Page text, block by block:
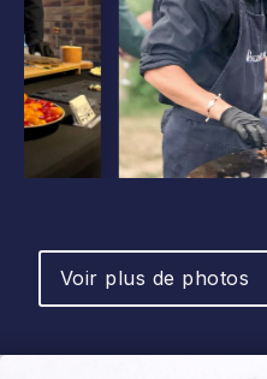
Voir plus de photos